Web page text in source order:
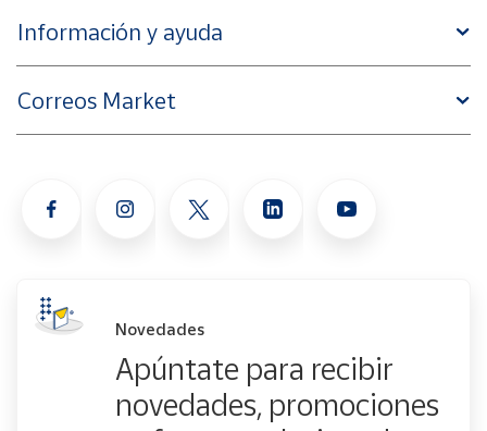
Información y ayuda
Correos Market
Novedades
Apúntate para recibir
novedades, promociones